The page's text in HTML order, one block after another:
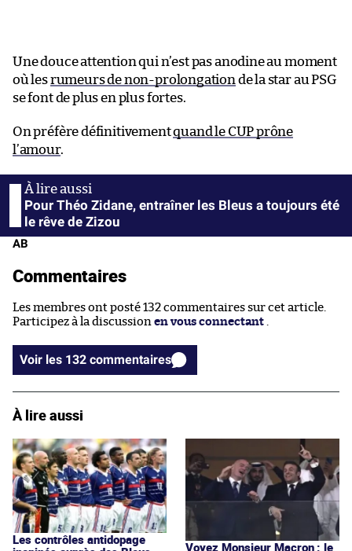
Une douce attention qui n’est pas anodine au moment
où lesrumeurs de non-prolongation de la star au PSG
se font de plus en plus fortes.
On préfère définitivementquand le CUP prône
l’amour.
Pour Théo Zidane, entraîner les Bleus a toujours été
le rêve de Zizou
AB
Commentaires
Les membres ont posté 132 commentaires sur cet article.
Participez à la discussion en vous connectant
Voir les 132 commentaires
À lire aussi
Les contrôles antidopage
Voyez Monsieur Macron : le